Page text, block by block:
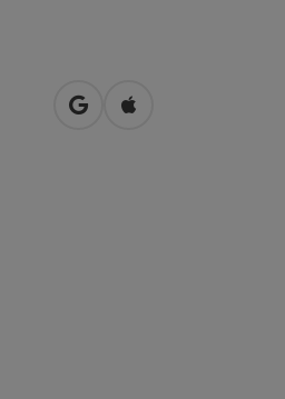
Otevřít v Mapách Google
Otevřít v Mapách